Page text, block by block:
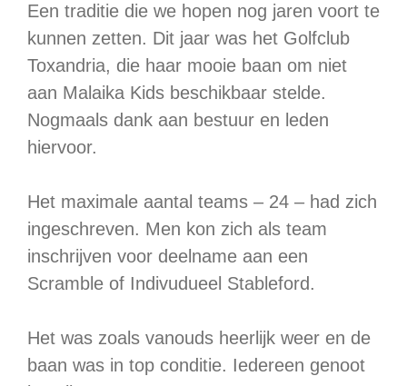
Een traditie die we hopen nog jaren voort te
kunnen zetten. Dit jaar was het Golfclub
Toxandria, die haar mooie baan om niet
aan Malaika Kids beschikbaar stelde.
Nogmaals dank aan bestuur en leden
hiervoor.
Het maximale aantal teams – 24 – had zich
ingeschreven. Men kon zich als team
inschrijven voor deelname aan een
Scramble of Indivudueel Stableford.
Het was zoals vanouds heerlijk weer en de
baan was in top conditie. Iedereen genoot